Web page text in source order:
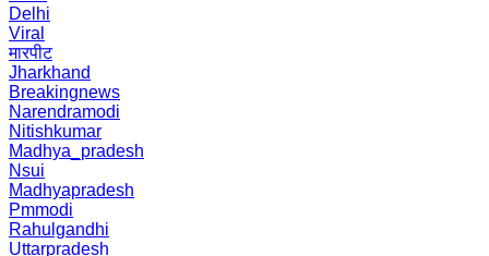
Delhi
Viral
मारपीट
Jharkhand
Breakingnews
Narendramodi
Nitishkumar
Madhya_pradesh
Nsui
Madhyapradesh
Pmmodi
Rahulgandhi
Uttarpradesh